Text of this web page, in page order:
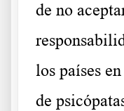
de no
los países
de